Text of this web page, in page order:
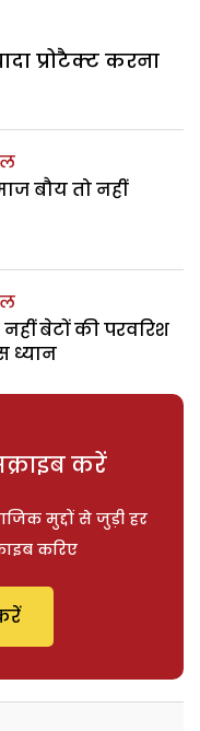
प्रोटैक्ट करना
बौय तो नहीं
नहीं बेटों की परवरिश
ध्यान
करें
मुद्दों से जुड़ी हर
करिए